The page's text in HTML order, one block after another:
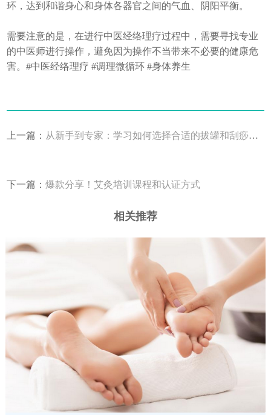
环，达到和谐身心和身体各器官之间的气血、阴阳平衡。
需要注意的是，在进行中医经络理疗过程中，需要寻找专业
的中医师进行操作，避免因为操作不当带来不必要的健康危
害。#中医经络理疗 #调理微循环 #身体养生
上一篇： 从新手到专家：学习如何选择合适的拔罐和刮痧工具
下一篇：爆款分享！艾灸培训课程和认证方式
相关推荐